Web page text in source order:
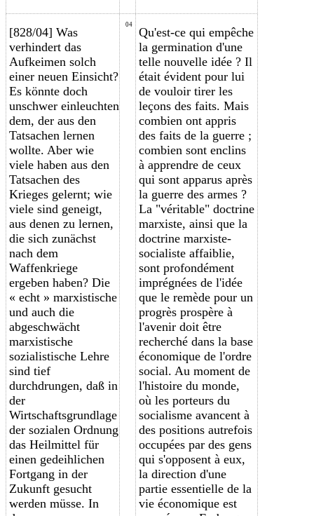
[828/04] Was
verhindert das
Aufkeimen solch
einer neuen Einsicht?
Es könnte doch
unschwer einleuchten
dem, der aus den
Tatsachen lernen
wollte. Aber wie
viele haben aus den
Tatsachen des
Krieges gelernt; wie
viele sind geneigt,
aus denen zu lernen,
die sich zunächst
nach dem
Waffenkriege
ergeben haben? Die
« echt » marxistische
und auch die
abgeschwächt
marxistische
sozialistische Lehre
sind tief
durchdrungen, daß in
der
Wirtschaftsgrundlage
der sozialen Ordnung
das Heilmittel für
einen gedeihlichen
Fortgang in der
Zukunft gesucht
werden müsse. In
04
Qu'est-ce qui empêche
la germination d'une
telle nouvelle idée ? Il
était évident pour lui
de vouloir tirer les
leçons des faits. Mais
combien ont appris
des faits de la guerre ;
combien sont enclins
à apprendre de ceux
qui sont apparus après
la guerre des armes ?
La "véritable" doctrine
marxiste, ainsi que la
doctrine marxiste-
socialiste affaiblie,
sontprofondément
imprégnéesde l'idée
que le remède pourun
progrès prospère à
l'avenir doit être
recherché dans la base
économique de l'ordre
social. Au moment de
l'histoire du monde,
où les porteurs du
socialisme avancent à
des positions autrefois
occupées par des gens
qui s'opposent à eux,
la direction d'une
partie essentielle de la
vie économique est